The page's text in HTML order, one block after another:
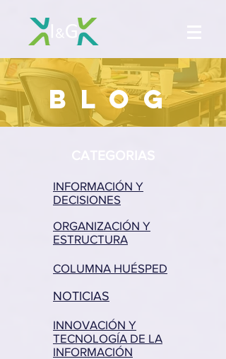
BLOG
INFORMACIÓN Y
DECISIONES
ORGANIZACIÓN Y
ESTRUCTURA
COLUMNA HUÉSPED
NOTICIAS
INNOVACIÓN Y
TECNOLOGÍA DE LA
INFORMACIÓN